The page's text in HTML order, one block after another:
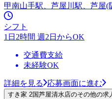
甲南山手駅、芦屋川駅、芦屋(
シフト
1日2時間 週2日からOK
交通費支給
未経験OK
詳細を見る 応募画面に進む
すき家 2国芦屋清水店のその他の求